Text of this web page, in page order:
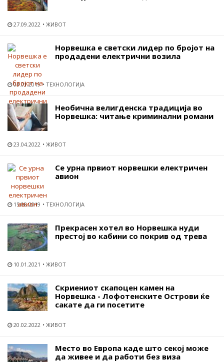
27.09.2022 ЖИВОТ
Норвешка е светски лидер по бројот на
продадени електрични возила
04.01.2019 ТЕХНОЛОГИЈА
Необична велигденска традиција во
Норвешка: читање криминални романи
23.04.2022 ЖИВОТ
Се урна првиот норвешки електричен
авион
15.08.2019 ТЕХНОЛОГИЈА
Прекрасен хотел во Норвешка нуди
престој во кабини со покрив од трева
10.01.2021 ЖИВОТ
Скриениот скапоцен камен на
Норвешка - Лофотенските Острови ќе
сакате да ги посетите
20.02.2022 ЖИВОТ
Место во Европа каде што секој може
да живее и да работи без виза